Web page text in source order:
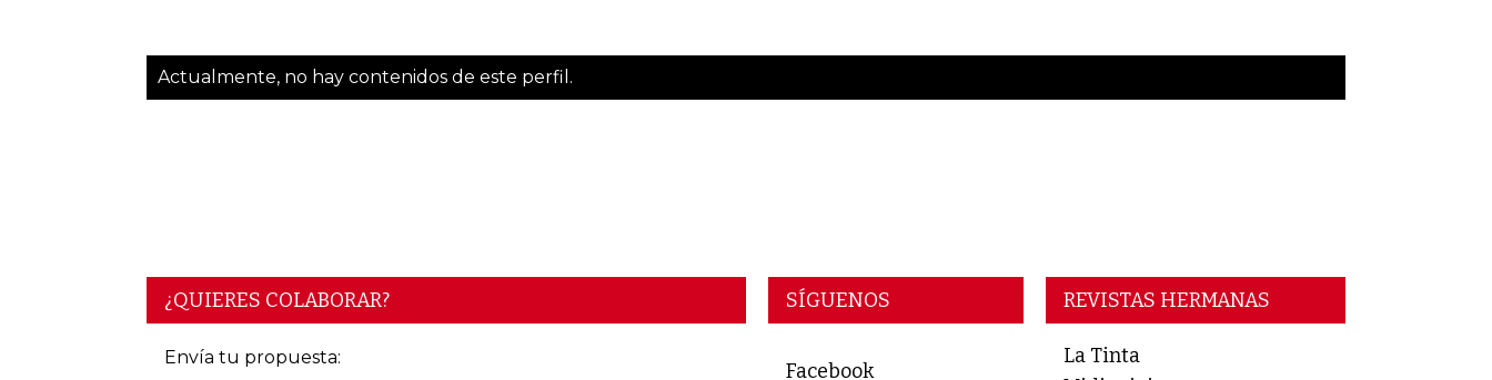
Actualmente, no hay contenidos de este perfil.
¿QUIERES COLABORAR?
Envía tu propuesta:
SÍGUENOS
Facebook
REVISTAS HERMANAS
La Tinta